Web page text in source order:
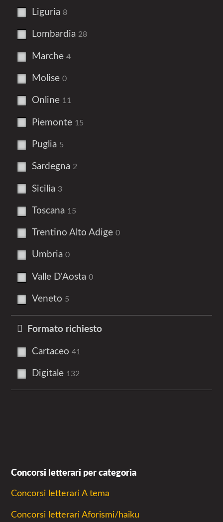
Liguria 8
Lombardia 28
Marche4
Molise0
Online 11
Piemonte 15
Puglia 5
Sardegna 2
Sicilia 3
Toscana 15
Trentino Alto Adige0
Umbria0
Valle D'Aosta0
Veneto 5
Formato richiesto
Cartaceo41
Digitale 132
Concorsi letterari per categoria
Concorsi letterari A tema
Concorsi letterari Aforismi/haiku